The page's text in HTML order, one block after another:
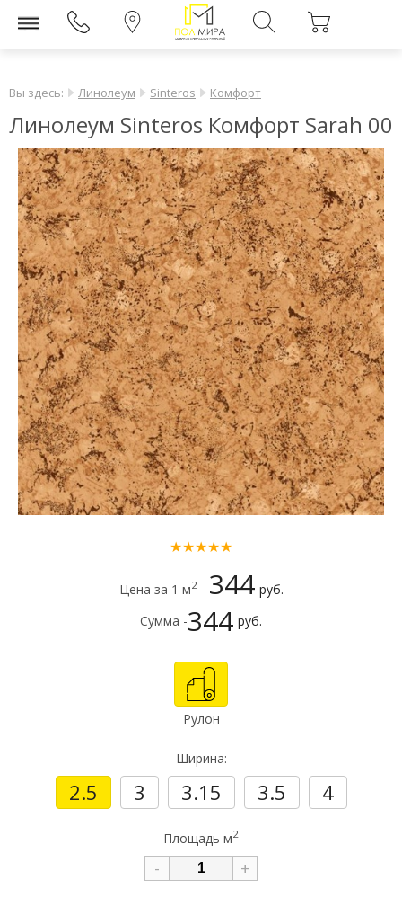
Вы здесь: Линолеум Sinteros Комфорт
Линолеум Sinteros Комфорт Sarah 00
★★★★★
Цена за 1 м2- 344 руб.
Сумма -344 руб.
Рулон
Ширина:
2.5 3 3.15 3.5 4
Площадь м2
- +